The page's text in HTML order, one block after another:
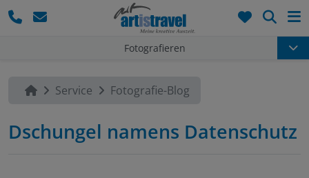
Fotografieren
Service Fotografie-Blog
Dschungel namens Datenschutz